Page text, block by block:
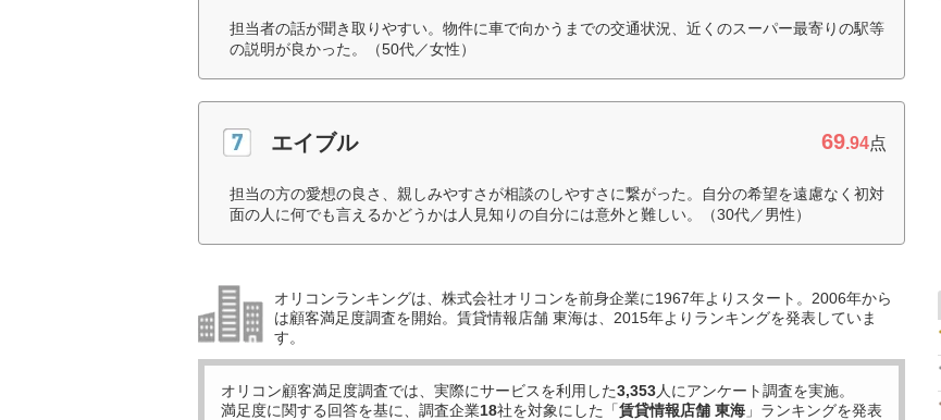
担当者の話が聞き取りやすい。物件に車で向かうまでの交通状況、近くのスーパー最寄りの駅等
の説明が良かった。（50代／女性）
エイブル 69.94点
担当の方の愛想の良さ、親しみやすさが相談のしやすさに繋がった。自分の希望を遠慮なく初対
面の人に何でも言えるかどうかは人見知りの自分には意外と難しい。（30代／男性）
オリコンランキングは、株式会社オリコンを前身企業に1967年よりスタート。2006年から
は顧客満足度調査を開始。賃貸情報店舗 東海は、2015年よりランキングを発表していま
す。
オリコン顧客満足度調査では、実際にサービスを利用した3,353人にアンケート調査を実施。
満足度に関する回答を基に、調査企業18社を対象にした「賃貸情報店舗 東海 」ランキングを発表